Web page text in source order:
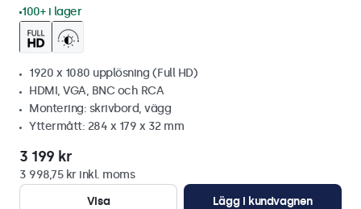
100+ i lager
1920 x 1080 upplösning (Full HD)
HDMI, VGA, BNC och RCA
Montering: skrivbord, vägg
Yttermått: 284 x 179 x 32 mm
3 199 kr
3 998,75 kr inkl. moms
Visa
Lägg i kundvagnen